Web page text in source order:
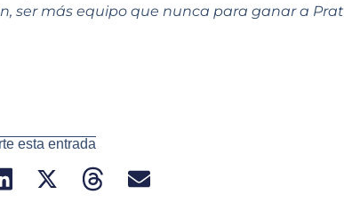
ser más equipo que nunca para ganar a Prat
esta entrada